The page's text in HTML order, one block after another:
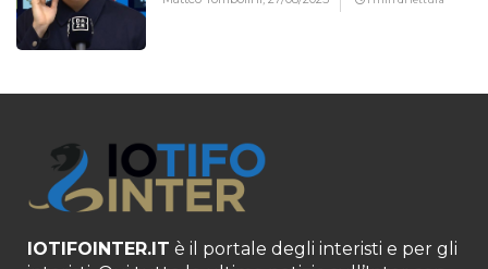
IOTIFOINTER.IT è il portale degli interisti e per gli